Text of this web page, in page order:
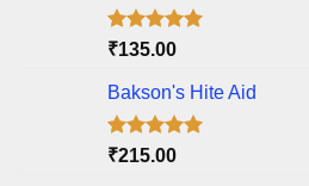
Rated5.00
₹135.00
Bakson's Hite Aid
Rated5.00
₹215.00